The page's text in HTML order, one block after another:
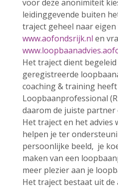
voor deze anonimiteit
leidinggevende buiten
traject geheel naar
www.aofondsrijk.nl en
Het traject dient
geregistreerde
coaching & training
Loopbaanprofessional
daarom de juiste partner
Het traject en het advies
helpen je ter
persoonlijke beeld, je
maken van een
meer plezier aan je
Het traject bestaat uit de